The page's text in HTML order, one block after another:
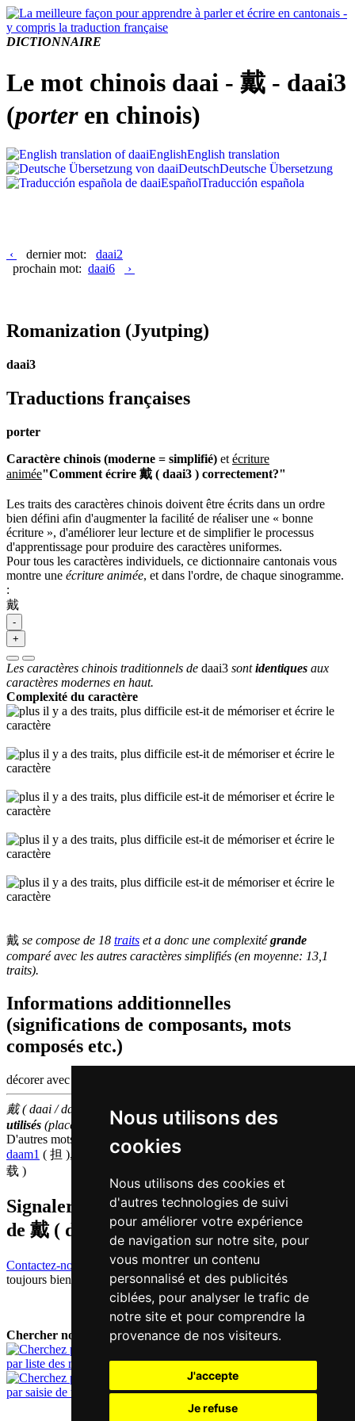
Nous utilisons des
cookies
Nous utilisons des cookies et
d'autres technologies de suivi
pour améliorer votre expérience
de navigation sur notre site, pour
vous montrer un contenu
personnalisé et des publicités
ciblées, pour analyser le trafic de
notre site et pour comprendre la
provenance de nos visiteurs.
J'accepte
Je refuse
DICTIONNAIRE
Le mot chinois daai - 戴 - daai3
(porteren chinois)
EnglishEnglish translation
DeutschDeutsche Übersetzung
EspañolTraducción española
‹ dernier mot: daai2
prochain mot: daai6 ›
Romanization (Jyutping)
daai3
Traductions françaises
porter
Caractère chinois (moderne = simplifié) et écriture
animée"Comment écrire 戴 ( daai3 ) correctement?"
Les traits des caractères chinois doivent être écrits dans un ordre
bien défini afin d'augmenter la facilité de réaliser une « bonne
écriture », d'améliorer leur lecture et de simplifier le processus
d'apprentissage pour produire des caractères uniformes.
Pour tous les caractères individuels, ce dictionnaire cantonais vous
montre une écriture animée, et dans l'ordre, de chaque sinogramme.
:
戴
-
+
Les caractères chinois traditionnels de daai3 sontidentiques aux
caractères modernes en haut.
Complexité du caractère
戴 se compose de 18 traits et a donc une complexitégrande
comparé avec les autres caractères simplifiés (en moyenne: 13,1
traits).
Informations additionnelles
(significations de composants, mots
composés etc.)
décorer avec | vêtements
戴 ( daai / daai3 ) fait partie des 3000 caractères chinois
utilisés (place parmi lescaractères individuels)
D'autres mots qui signifientporter en chinois
daam1 ( 担 ), ( 负 ), kwai4( 携 ),
载 )
Signaler traduction fausse ou manquante
de 戴 ( daai / daai3 )
Contactez-nous!
Votre feedback et critique constructive seront
toujours bienvenus.
Chercher nouveau mot:
par liste des mots
par saisie de texte